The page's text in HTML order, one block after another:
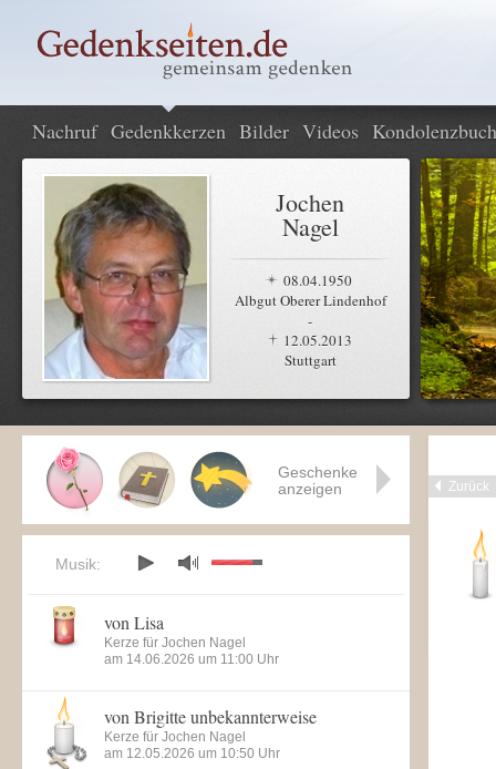
Nachruf Gedenkkerzen Bilder Videos Kondolenzbuch
Jochen
Nagel
08.04.1950
Albgut Oberer Lindenhof
-
12.05.2013
Stuttgart
Zurück
Geschenke
anzeigen
Musik:
von Lisa
Kerze für Jochen Nagel
am 14.06.2026 um 11:00 Uhr
von Brigitte unbekannterweise
Kerze für Jochen Nagel
am 12.05.2026 um 10:50 Uhr